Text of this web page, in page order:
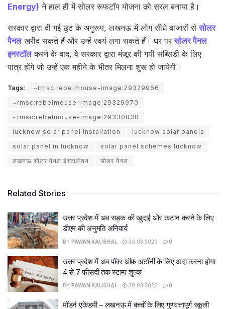
Energy) ने हाल ही में सोलर रूफटॉप योजना को सरल बनाया है।
सरकार द्वारा दी गई छूट के अनुरूप, लखनऊ में लोग सीधे बाजारों सेसोलर
पैनलखरीद सकते हैं और उन्हें स्वयं लगा सकते हैं। घर परसोलर पैनल
इनस्टॉलकरने के बाद, वे सरकार द्वारा मंजूर की गयी सब्सिडी के लिए
पात्र होंगे जो उन्हें एक महीने के भीतर मिलना शुरू हो जायेगी।
Tags:
~rmsc:rebelmouse-image:29329966
~rmsc:rebelmouse-image:29329970
~rmsc:rebelmouse-image:29330030
lucknow solar panel installation
lucknow solar panels
solar panel in lucknow
solar panel schemes lucknow
लखनऊ सोलर पैनल इंस्टालेशन
सोलर पैनल
Related Stories
उत्तर प्रदेश में अब सड़क की खुदाई और कटान करने के लिए
डीएम की अनुमति अनिवार्य
BY PAWAN KAUSHAL 30.03.2026 0
उत्तर प्रदेश में अब पॉवर ऑफ़ अटॉर्नी के लिए अदा करना होगा
4 से 7 फीसदी तक स्टाम्प शुल्क
BY PAWAN KAUSHAL 30.03.2026 0
मॉडर्न एकेडमी – लखनऊ में बच्चों के लिए गुणवत्तापूर्ण स्कूली